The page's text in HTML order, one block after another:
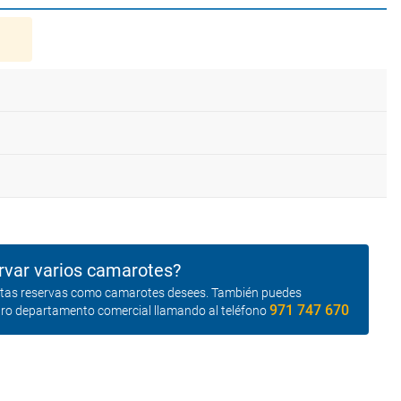
varios camarotes?
reservas como camarotes desees. También puedes
departamento comercial llamando al teléfono971 747 670